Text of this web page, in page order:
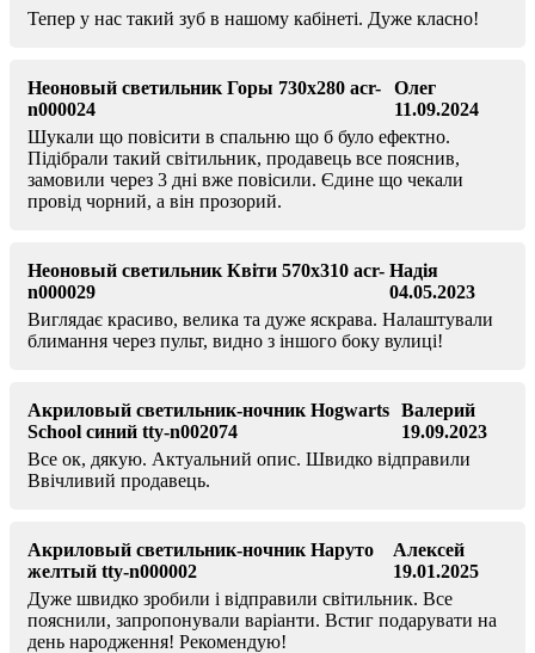
Тепер у нас такий зуб в нашому кабінеті. Дуже класно!
Неоновый светильник Горы 730х280 acr-
n000024
Олег
11.09.2024
Шукали що повісити в спальню що б було ефектно.
Підібрали такий світильник, продавець все пояснив,
замовили через 3 дні вже повісили. Єдине що чекали
провід чорний, а він прозорий.
Неоновый светильник Квіти 570х310 acr-
n000029
Надія
04.05.2023
Виглядає красиво, велика та дуже яскрава. Налаштували
блимання через пульт, видно з іншого боку вулиці!
Акриловый светильник-ночник Hogwarts
School синий tty-n002074
Валерий
19.09.2023
Все ок, дякую. Актуальний опис. Швидко відправили
Ввічливий продавець.
Акриловый светильник-ночник Наруто
желтый tty-n000002
Алексей
19.01.2025
Дуже швидко зробили і відправили світильник. Все
пояснили, запропонували варіанти. Встиг подарувати на
день народження! Рекомендую!